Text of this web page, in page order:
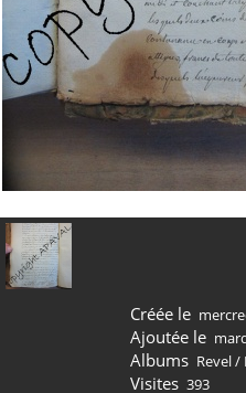
Créée le
Ajoutée le
Albums Revel/
Visites 393